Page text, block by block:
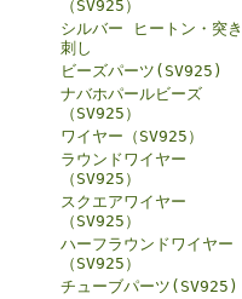
（SV925）
シルバー ヒートン・突き
刺し
ビーズパーツ(SV925)
ナバホパールビーズ
（SV925）
ワイヤー（SV925）
ラウンドワイヤー
（SV925）
スクエアワイヤー
（SV925）
ハーフラウンドワイヤー
（SV925）
チューブパーツ(SV925)